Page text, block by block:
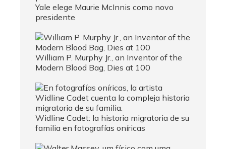
Yale elege Maurie McInnis como novo
presidente
William P. Murphy Jr., an Inventor of the
Modern Blood Bag, Dies at 100
Widline Cadet: la historia migratoria de su
familia en fotografías oníricas